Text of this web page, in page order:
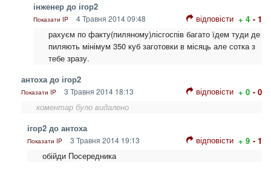
інженер до ігор2
Показати IP 4 Травня 2014 09:48 відповісти + 4 - 1
рахуєм по факту(пиляному)лісгоспів багато їдем туди де
пиляють мінімум 350 куб заготовки в місяць але сотка з
тебе зразу.
антоха до ігор2
Показати IP 3 Травня 2014 18:13 відповісти + 0 - 0
коментар було видалено
ігор2 до антоха
Показати IP 3 Травня 2014 19:13 відповісти + 9 - 1
обійди Посередника